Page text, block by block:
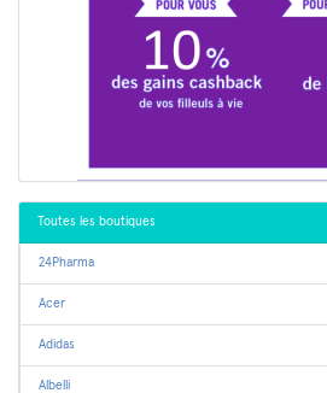
Toutes les boutiques
24Pharma
Acer
Adidas
Albelli